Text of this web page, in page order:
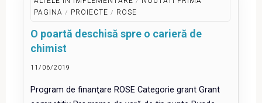
reducerea
universitar–
oportunități
de
profesională
PAGINA / PROIECTE / ROSE
O poartă deschisă spre o carieră de
chimist
11/06/2019
Program de finanţare ROSE Categorie grant Grant